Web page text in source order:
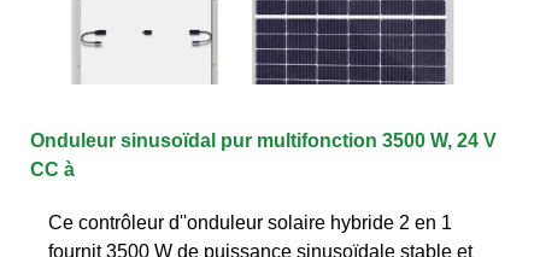
Onduleur sinusoïdal pur multifonction 3500 W, 24 V
CC à
Ce contrôleur d''onduleur solaire hybride 2 en 1
fournit 3500 W de puissance sinusoïdale stable et